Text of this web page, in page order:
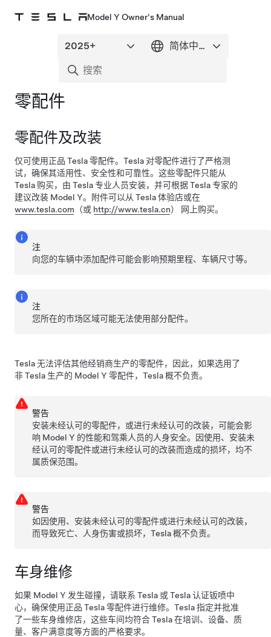
Model Y Owner's Manual
零配件
零配件及改装
仅可使用正品 Tesla 零配件。Tesla 对零配件进行了严格测
试，确保其适用性、安全性和可靠性。这些零配件只能从
Tesla 购买，由 Tesla 专业人员安装，并可根据 Tesla 专家的
建议改装 Model Y。附件可以从 Tesla 体验店或在
www.tesla.com （或 http://www.tesla.cn） 网上购买。
注
向您的车辆中添加配件可能会影响预期里程、车辆尺寸等。
注
您所在的市场区域可能无法使用部分配件。
Tesla 无法评估其他经销商生产的零配件，因此，如果选用了
非 Tesla 生产的 Model Y 零配件，Tesla 概不负责。
警告
安装未经认可的零配件，或进行未经认可的改装，可能会影
响 Model Y 的性能和驾乘人员的人身安全。因使用、安装未
经认可的零配件或进行未经认可的改装而造成的损坏，均不
属质保范围。
警告
如因使用、安装未经认可的零配件或进行未经认可的改装，
而导致死亡、人身伤害或损坏，Tesla 概不负责。
车身维修
如果 Model Y 发生碰撞，请联系 Tesla 或 Tesla 认证钣喷中
心，确保使用正品 Tesla 零配件进行维修。Tesla 指定并批准
了一些车身维修店，这些车间均符合 Tesla 在培训、设备、质
量、客户满意度等方面的严格要求。